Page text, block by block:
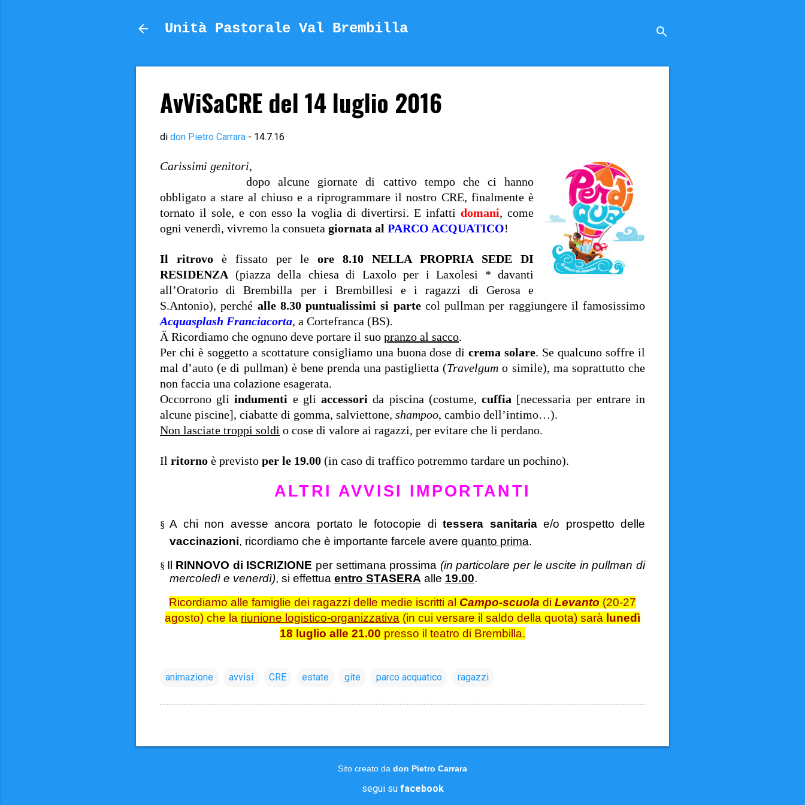
Unità Pastorale Val Brembilla
AvViSaCRE del 14 luglio 2016
di don Pietro Carrara - 14.7.16
Carissimi genitori,
dopo alcune giornate di cattivo tempo che ci hanno
obbligato a stare al chiuso e a riprogrammare il nostro CRE, finalmente è
tornato il sole, e con esso la voglia di divertirsi. E infatti domani, come
ogni venerdì, vivremo la consueta giornata al PARCO ACQUATICO!
Il ritrovo è fissato per le ore 8.10
NELLA PROPRIA SEDE DI
RESIDENZA (piazza della chiesa di Laxolo per i Laxolesi * davanti
all’Oratorio di Brembilla per i Brembillesi e i ragazzi di Gerosa e
S.Antonio), perché alle 8.30 puntualissimi si partecol pullman per raggiungere il famosissimo
Acquasplash Franciacorta, a Cortefranca (BS).
Ä Ricordiamo che ognuno deve portare il suo pranzo al sacco.
Per chi è soggetto a scottature consigliamo una buona dose dicrema solare. Se qualcuno soffre il
mal d’auto (e di pullman) è bene prenda una pastiglietta (Travelgum o simile), ma soprattutto che
non faccia una colazione esagerata.
Occorrono gliindumenti e gliaccessori da piscina (costume,cuffia [necessaria per entrare in
alcune piscine], ciabatte di gomma, salviettone, shampoo, cambio dell’intimo…).
Non lasciate troppi soldi o cose di valore ai ragazzi, per evitare che li perdano.
Il ritorno è previsto per le 19.00 (in caso di traffico potremmo tardare un pochino).
ALTRI AVVISI IMPORTANTI
§ A chi non avesse ancora portato le fotocopie ditessera sanitariae/o prospetto delle
vaccinazioni, ricordiamo che è importante farcele avere quanto prima.
§ Il RINNOVO di ISCRIZIONE per settimana prossima (in particolare per le uscite in pullman di
mercoledì e venerdì), si effettua entro STASERA alle 19.00.
Ricordiamo alle famiglie dei ragazzi delle medie iscritti al Campo-scuola di Levanto (20-27
agosto) che la riunione logistico-organizzativa (in cui versare il saldo della quota) sarà lunedì
18 luglio alle 21.00 presso il teatro di Brembilla.
animazione avvisi CRE estate gite parco acquatico ragazzi
Sito creato da don Pietro Carrara
segui su facebook